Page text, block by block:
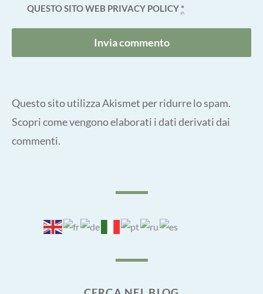
QUESTO SITO WEB PRIVACY POLICY*
Questo sito utilizza Akismet per ridurre lo spam.
Scopri come vengono elaborati i dati derivati dai
commenti.